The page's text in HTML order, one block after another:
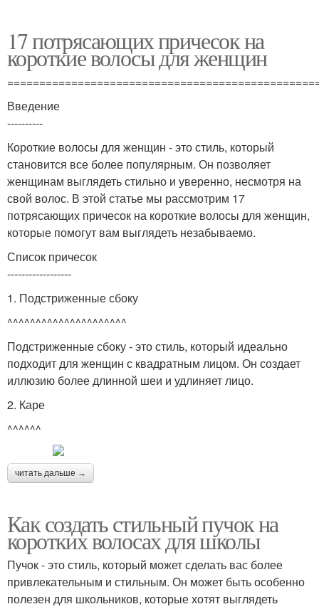
17 потрясающих причесок на
короткие волосы для женщин
Введение
----------
Короткие волосы для женщин - это стиль, который
становится все более популярным. Он позволяет
женщинам выглядеть стильно и уверенно, несмотря на
свой волос. В этой статье мы рассмотрим 17
потрясающих причесок на короткие волосы для женщин,
которые помогут вам выглядеть незабываемо.
Список причесок
------------------
1. Подстриженные сбоку
^^^^^^^^^^^^^^^^^^^^^
Подстриженные сбоку - это стиль, который идеально
подходит для женщин с квадратным лицом. Он создает
иллюзию более длинной шеи и удлиняет лицо.
2. Каре
^^^^^^
читать дальше →
Как создать стильный пучок на
коротких волосах для школы
Пучок - это стиль, который может сделать вас более
привлекательным и стильным. Он может быть особенно
полезен для школьников, которые хотят выглядеть